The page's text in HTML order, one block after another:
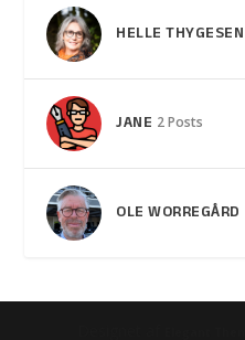
HELLE THYGESEN
JANE 2 Posts
OLE WORREGÅRD